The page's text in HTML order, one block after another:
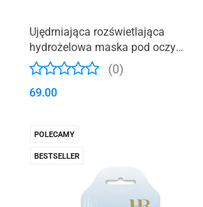
Ujędrniająca rozświetlająca
hydrożelowa maska pod oczy
żurawina i kwas hialuronowy
(0)
69.00
POLECAMY
BESTSELLER